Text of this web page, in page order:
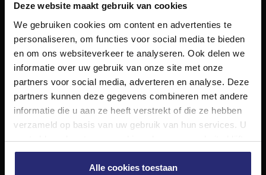
Deze website maakt gebruik van cookies
We gebruiken cookies om content en advertenties te
personaliseren, om functies voor social media te bieden
en om ons websiteverkeer te analyseren. Ook delen we
informatie over uw gebruik van onze site met onze
partners voor social media, adverteren en analyse. Deze
partners kunnen deze gegevens combineren met andere
informatie die u aan ze heeft verstrekt of die ze hebben
verzameld op basis van uw gebruik van hun services. U
gaat akkoord met onze cookies als u onze website blijft
gebruiken.
Alle cookies toestaan
NET Makelaars
NET Makelaars is een modern makelaarskantoor met
decennialange ervaring in het vak en diepgaande kennis
van de huizenmarkt in Haarlem en omstreken.
Volg ons op
Diensten